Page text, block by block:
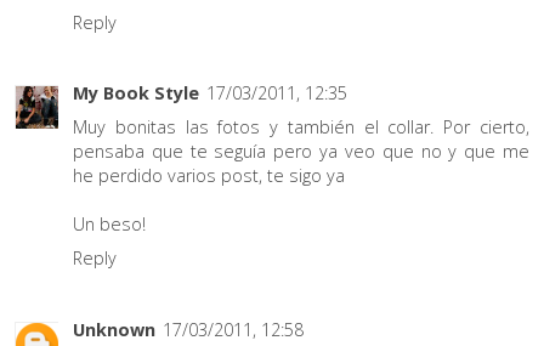
Reply
My Book Style 17/03/2011, 12:35
Muy bonitas las fotos y también el collar. Por cierto,
pensaba que te seguía pero ya veo que no y que me
he perdido varios post, te sigo ya
Un beso!
Reply
Unknown 17/03/2011, 12:58